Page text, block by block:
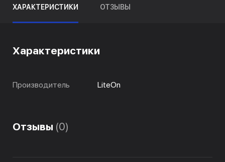
ХАРАКТЕРИСТИКИ ОТЗЫВЫ
Характеристики
Производитель LiteOn
Отзывы (0)